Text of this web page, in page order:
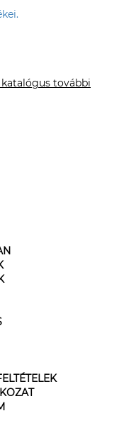
további